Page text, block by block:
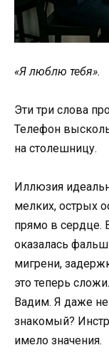
«Я люблю тебя».
Эти три слова
Телефон
на столешницу.
Иллюзия
мелких, острых
прямо в сердце.
оказалась
мигрени,
это теперь
Вадим. Я даже не
знакомый?
имело значения.